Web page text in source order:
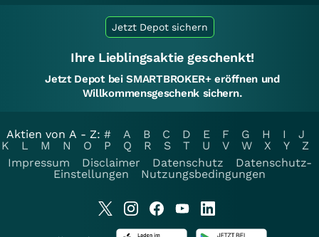
Jetzt Depot sichern
Ihre Lieblingsaktie geschenkt!
Jetzt Depot bei SMARTBROKER+ eröffnen und
Willkommensgeschenk sichern.
Aktien von A - Z: # A B C D E F G H I
J
K
L M N O P Q R S T U V W X Y
Z
Impressum
Disclaimer Datenschutz
Datenschutz-
Einstellungen
Nutzungsbedingungen